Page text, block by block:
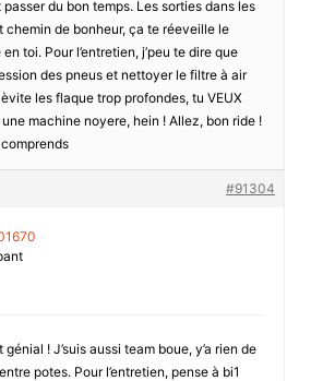
du bon temps. Les sorties dans les
chemin de bonheur, ça te réeveille le
toi. Pour l’entretien, j’peu te dire que
des pneus et nettoyer le filtre à air
les flaque trop profondes, tu VEUX
machine noyere, hein ! Allez, bon ride !
comprends
#91304
génial ! J’suis aussi team boue, y’a rien de
potes. Pour l’entretien, pense à bi1